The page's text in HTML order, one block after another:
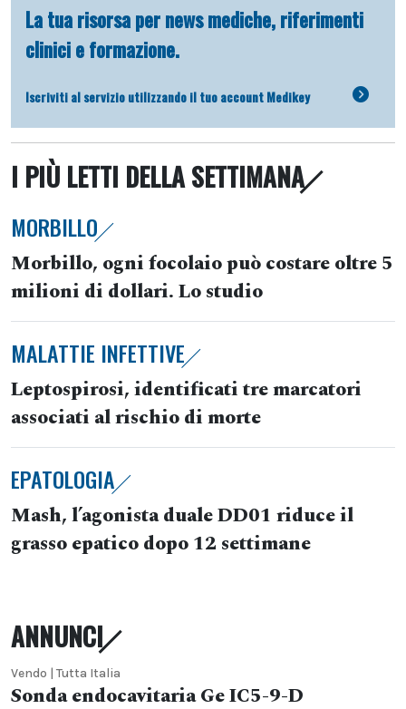
La tua risorsa per news mediche, riferimenti
clinici e formazione.
Iscriviti al servizio utilizzando il tuo account Medikey
I PIÙ LETTI DELLA SETTIMANA
MORBILLO
Morbillo, ogni focolaio può costare oltre 5
milioni di dollari. Lo studio
MALATTIE INFETTIVE
Leptospirosi, identificati tre marcatori
associati al rischio di morte
EPATOLOGIA
Mash, l’agonista duale DD01 riduce il
grasso epatico dopo 12 settimane
ANNUNCI
Vendo | Tutta Italia
Sonda endocavitaria Ge IC5-9-D